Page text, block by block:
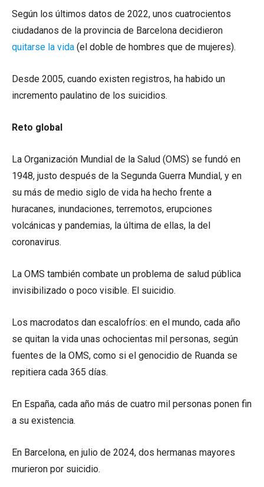
Según los últimos datos de 2022, unos cuatrocientos
ciudadanos de la provincia de Barcelona decidieron
quitarse la vida (el doble de hombres que de mujeres).
Desde 2005, cuando existen registros, ha habido un
incremento paulatino de los suicidios.
Reto global
La Organización Mundial de la Salud (OMS) se fundó en
1948, justo después de la Segunda Guerra Mundial, y en
su más de medio siglo de vida ha hecho frente a
huracanes, inundaciones, terremotos, erupciones
volcánicas y pandemias, la última de ellas, la del
coronavirus.
La OMS también combate un problema de salud pública
invisibilizado o poco visible. El suicidio.
Los macrodatos dan escalofríos: en el mundo, cada año
se quitan la vida unas ochocientas mil personas, según
fuentes de la OMS, como si el genocidio de Ruanda se
repitiera cada 365 días.
En España, cada año más de cuatro mil personas ponen fin
a su existencia.
En Barcelona, ​​en julio de 2024, dos hermanas mayores
murieron por suicidio.